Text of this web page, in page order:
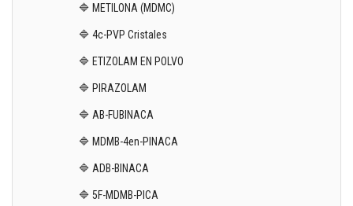
🔷 METILONA (MDMC)
🔷 4c-PVP Cristales
🔷 ETIZOLAM EN POLVO
🔷 PIRAZOLAM
🔷 AB-FUBINACA
🔷 MDMB-4en-PINACA
🔷 ADB-BINACA
🔷 5F-MDMB-PICA